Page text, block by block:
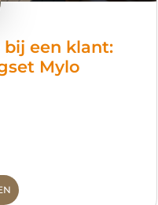
bij een klant:
Mylo